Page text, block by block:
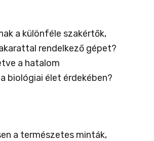
a különféle szakértők,
rendelkező gépet?
a hatalom
biológiai élet érdekében?
a természetes minták,